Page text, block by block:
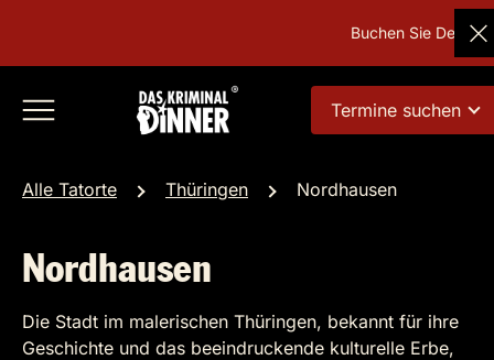
Buchen Sie
Termine suchen
Alle Tatorte Thüringen Nordhausen
Nordhausen
Die Stadt im malerischen Thüringen, bekannt für ihre
Geschichte und das beeindruckende kulturelle Erbe,